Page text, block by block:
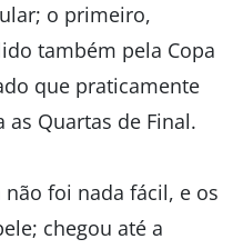
o primeiro,
também pela Copa
que praticamente
Quartas de Final.
foi nada fácil, e os
chegou até a